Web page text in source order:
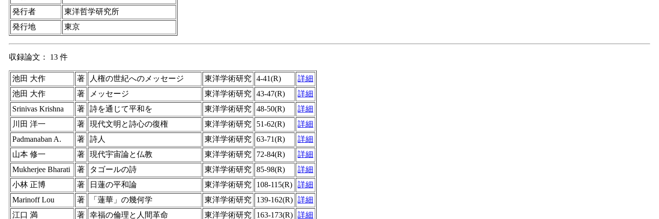
発行者
東洋哲学研究所
発行地
東京
収録論文： 13 件
池田 大作 著 人権の世紀へのメッセージ 東洋学術研究 4-41(R)
詳細
池田 大作
著 メッセージ 東洋学術研究 43-47(R)
詳細
Srinivas Krishna
著 詩を通じて平和を 東洋学術研究 48-50(R)
詳細
川田 洋一
著 現代文明と詩心の復権 東洋学術研究 51-62(R)
詳細
Padmanaban A.
著 詩人 東洋学術研究 63-71(R)
詳細
山本 修一
著 現代宇宙論と仏教 東洋学術研究 72-84(R)
詳細
Mukherjee Bharati
著 タゴールの詩 東洋学術研究 85-98(R)
詳細
小林 正博
著 日蓮の平和論 東洋学術研究 108-115(R)
詳細
Marinoff Lou
著 「蓮華」の幾何学 東洋学術研究 139-162(R) 詳細
江口 満
著 幸福の倫理と人間革命 東洋学術研究 163-173(R) 詳細